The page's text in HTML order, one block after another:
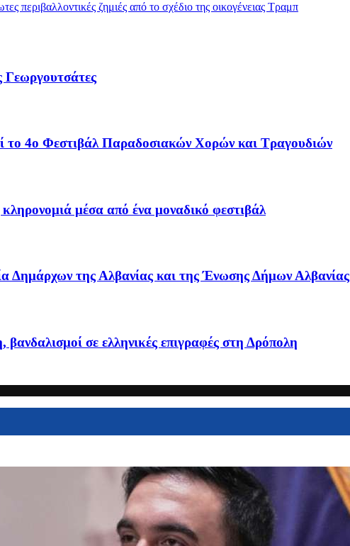
περιβαλλοντικές ζημιές από το σχέδιο της οικογένειας Τραμπ
το 4ο Φεστιβάλ Παραδοσιακών Χορών και Τραγουδιών
μέσα από ένα μοναδικό φεστιβάλ
Δημάρχων της Αλβανίας και της Ένωσης Δήμων Αλβανίας
σε ελληνικές επιγραφές στη Δρόπολη